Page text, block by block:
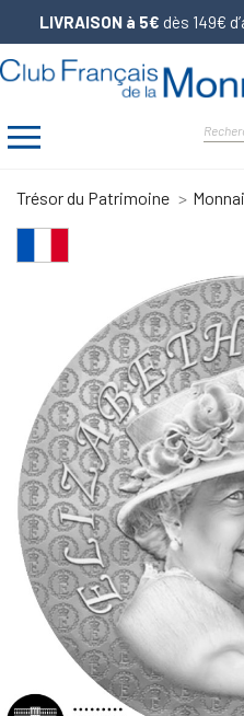
LIVRAISON à 5€ dès 149€
Trésor du Patrimoine